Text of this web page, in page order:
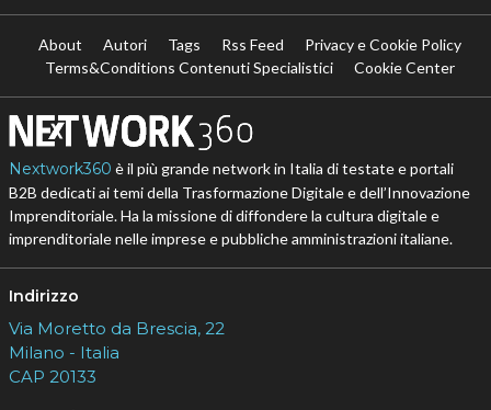
About Autori Tags Rss Feed
Privacy e Cookie Policy
Terms&Conditions Contenuti Specialistici
Cookie Center
Nextwork360 è il più grande network in Italia di testate e portali
B2B dedicati ai temi della Trasformazione Digitale e dell’Innovazione
Imprenditoriale. Ha la missione di diffondere la cultura digitale e
imprenditoriale nelle imprese e pubbliche amministrazioni italiane.
Indirizzo
Via Moretto da Brescia, 22
Milano - Italia
CAP 20133